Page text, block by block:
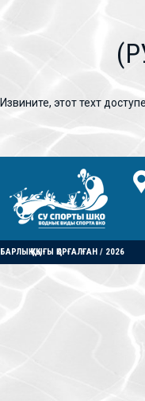
Извините, этот техт
БАРЛЫҚ ҚҰҚЫҒЫ ҚОРҒАЛҒАН / 2026